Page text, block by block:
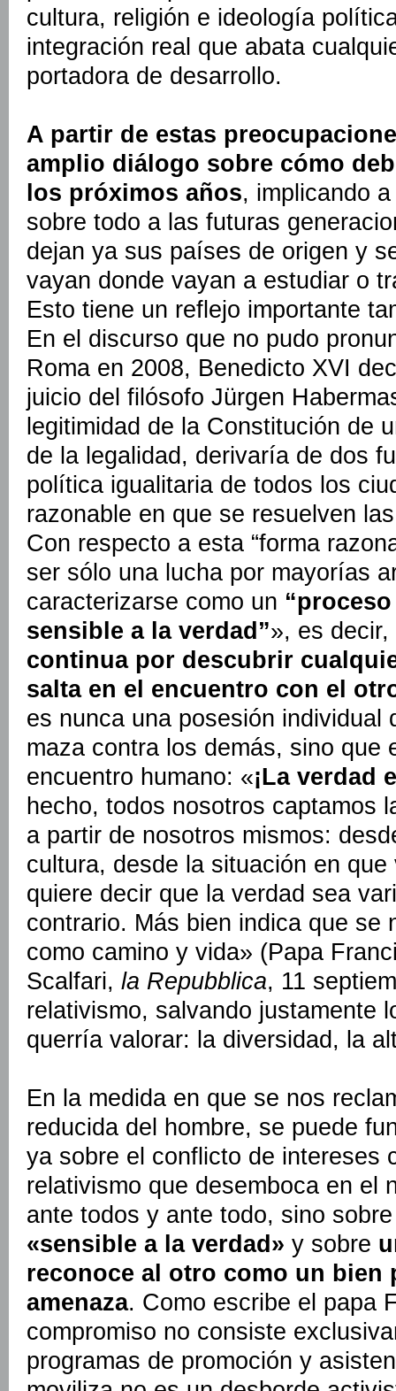
cultura, religión e ideología
integración real que abata
portadora de desarrollo.
A partir de estas
amplio diálogo sobre cómo
los próximos años, implicando
sobre todo a las futuras
dejan ya sus países de origen y
vayan donde vayan a estudiar o
Esto tiene un reflejo importante
En el discurso que no pudo
Roma en 2008, Benedicto XVI
juicio del filósofo Jürgen
legitimidad de la Constitución de
de la legalidad, derivaría de dos
política igualitaria de todos los
razonable en que se resuelven
Con respecto a esta “forma
ser sólo una lucha por mayorías
caracterizarse como un
sensible a la verdad”», es decir,
continua por descubrir
salta en el encuentro con el
es nunca una posesión individual
maza contra los demás, sino que
encuentro humano: «¡La verdad
hecho, todos nosotros captamos
a partir de nosotros mismos:
cultura, desde la situación en
quiere decir que la verdad sea
contrario. Más bien indica que se
como camino y vida» (Papa
Scalfari, la Repubblica, 11
relativismo, salvando justamente
querría valorar: la diversidad, la
En la medida en que se nos
reducida del hombre, se puede
ya sobre el conflicto de intereses
relativismo que desemboca en el
ante todos y ante todo, sino
«sensible a la verdad» y sobre
reconoce al otro como un bien
amenaza. Como escribe el papa
compromiso no consiste
programas de promoción y